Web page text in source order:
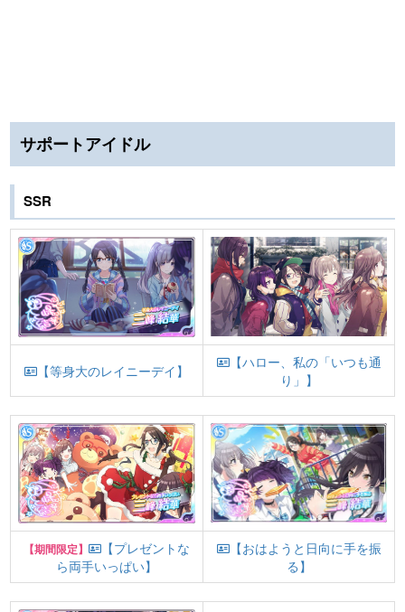
サポートアイドル
SSR
【等身大のレイニーデイ】
【ハロー、私の「いつも通
り」】
【期間限定】
【プレゼントな
ら両手いっぱい】
【おはようと日向に手を振
る】